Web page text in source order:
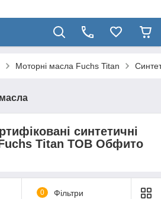
Моторні масла Fuchs Titan
синтетичні
Titan ТОВ Обфито
0 Фільтри